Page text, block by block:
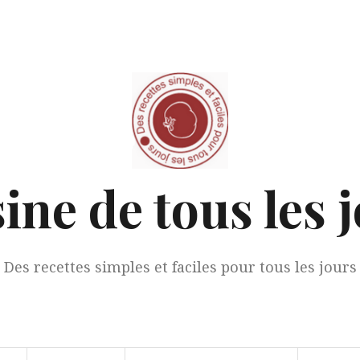
de tous les
Des recettes simples et faciles pour tous les jours